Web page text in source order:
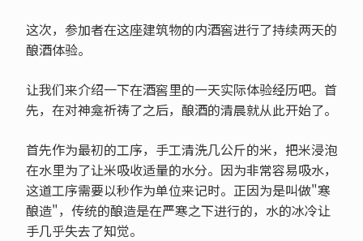
这次，参加者在这座建筑物的内酒窖进行了持续两天的
酿酒体验。
让我们来介绍一下在酒窖里的一天实际体验经历吧。首
先，在对神龛祈祷了之后，酿酒的清晨就从此开始了。
首先作为最初的工序，手工清洗几公斤的米，把米浸泡
在水里为了让米吸收适量的水分。因为非常容易吸水，
这道工序需要以秒作为单位来记时。正因为是叫做"寒
酿造"，传统的酿造是在严寒之下进行的，水的冰冷让
手几乎失去了知觉。